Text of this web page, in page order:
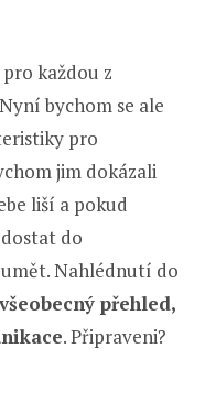
každou z
bychom se ale
pro
jim dokázali
liší a pokud
do
Nahlédnutí do
všeobecný přehled,
. Připraveni?